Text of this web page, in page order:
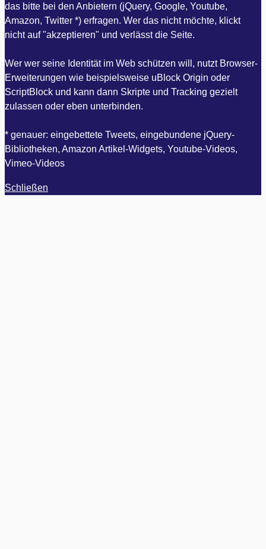
das bitte bei den Anbietern (jQuery, Google, Youtube,
Amazon, Twitter *) erfragen. Wer das nicht möchte, klickt
nicht auf "akzeptieren" und verlässt die Seite.
Wer wer seine Identität im Web schützen will, nutzt Browser-
Erweiterungen wie beispielsweise uBlock Origin oder
ScriptBlock und kann dann Skripte und Tracking gezielt
zulassen oder eben unterbinden.
* genauer: eingebettete Tweets, eingebundene jQuery-
Bibliotheken, Amazon Artikel-Widgets, Youtube-Videos,
Vimeo-Videos
Schließen